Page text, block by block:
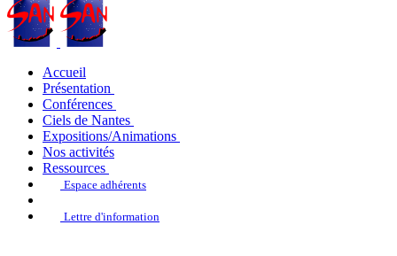
Accueil
Présentation
Conférences
Ciels de Nantes
Expositions/Animations
Nos activités
Ressources
Espace adhérents
Lettre d'information